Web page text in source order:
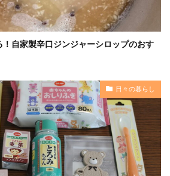
自家製辛口ジンジャーシロップのおす
日々の暮らし